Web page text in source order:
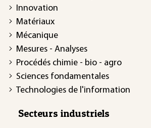
Innovation
Matériaux
Mécanique
Mesures - Analyses
Procédés chimie - bio - agro
Sciences fondamentales
Technologies de l'information
Secteurs industriels